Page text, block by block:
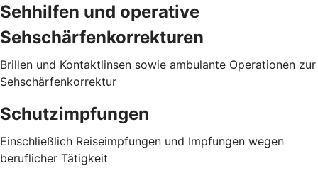
Sehhilfen und operative
Sehschärfenkorrekturen
Brillen und Kontaktlinsen sowie ambulante Operationen zur
Sehschärfenkorrektur
Schutzimpfungen
Einschließlich Reiseimpfungen und Impfungen wegen
beruflicher Tätigkeit